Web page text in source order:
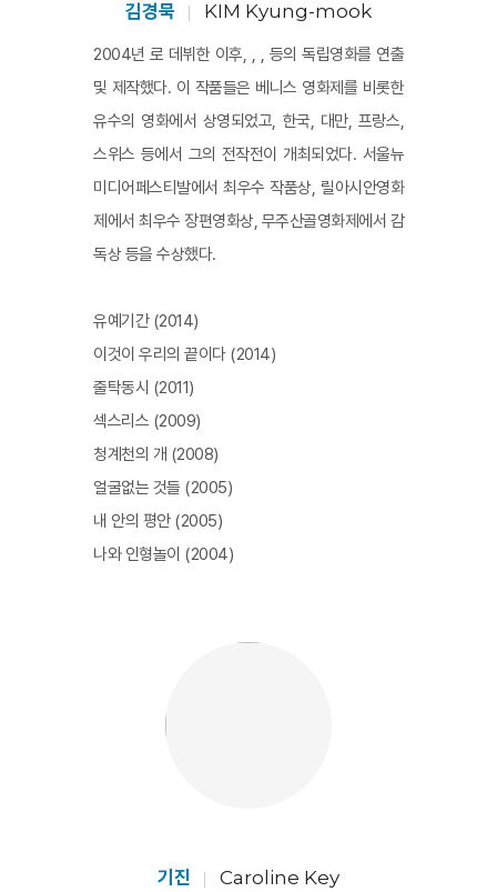
김경묵 KIM Kyung-mook
2004년 로 데뷔한 이후, , , 등의 독립영화를 연출
및 제작했다. 이 작품들은 베니스 영화제를 비롯한
유수의 영화에서 상영되었고, 한국, 대만, 프랑스,
스위스 등에서 그의 전작전이 개최되었다. 서울뉴
미디어페스티발에서 최우수 작품상, 릴아시안영화
제에서 최우수 장편영화상, 무주산골영화제에서 감
독상 등을 수상했다.
유예기간 (2014)
이것이 우리의 끝이다 (2014)
줄탁동시 (2011)
섹스리스 (2009)
청계천의 개 (2008)
얼굴없는 것들 (2005)
내 안의 평안 (2005)
나와 인형놀이 (2004)
기진 Caroline Key